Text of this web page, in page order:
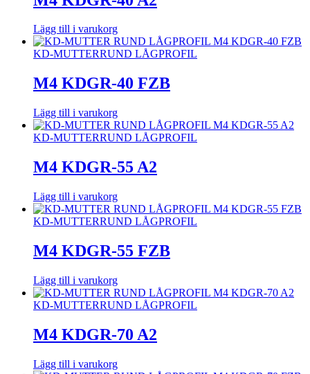
Lägg till i varukorg
KD-MUTTERRUND LÅGPROFIL
M4 KDGR-40 FZB
Lägg till i varukorg
KD-MUTTERRUND LÅGPROFIL
M4 KDGR-55 A2
Lägg till i varukorg
KD-MUTTERRUND LÅGPROFIL
M4 KDGR-55 FZB
Lägg till i varukorg
KD-MUTTERRUND LÅGPROFIL
M4 KDGR-70 A2
Lägg till i varukorg